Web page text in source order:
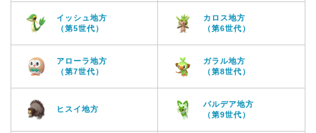
イッシュ地方
（第5世代）
カロス地方
（第6世代）
アローラ地方
（第7世代）
ガラル地方
（第8世代）
ヒスイ地方
パルデア地方
（第9世代）